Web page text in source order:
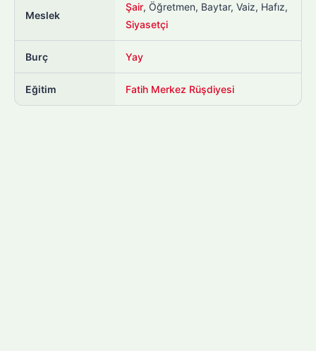
Meslek
Şair, Öğretmen, Baytar, Vaiz, Hafız,
Siyasetçi
Burç Yay
Eğitim Fatih Merkez Rüşdiyesi